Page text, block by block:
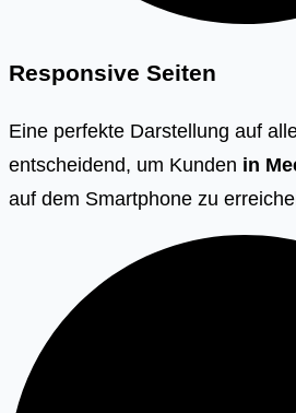
Responsive Seiten
Eine perfekte Darstellung auf
entscheidend, um Kunden in
auf dem Smartphone zu